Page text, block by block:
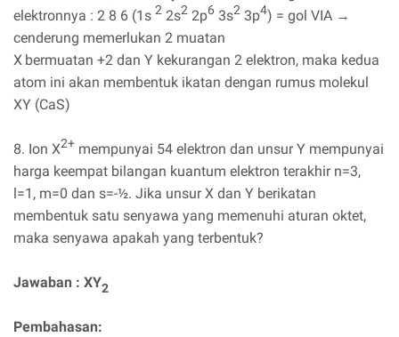
elektronnya : 2 8 6 (1s 2 2s2 2p6 3s2 3p4) = gol VIA →
cenderung memerlukan 2 muatan
X bermuatan +2 dan Y kekurangan 2 elektron, maka kedua
atom ini akan membentuk ikatan dengan rumus molekul
XY (CaS)
8. Ion X2+ mempunyai 54 elektron dan unsur Y mempunyai
harga keempat bilangan kuantum elektron terakhir n=3,
l=1, m=0 dan s=-½. Jika unsur X dan Y berikatan
membentuk satu senyawa yang memenuhi aturan oktet,
maka senyawa apakah yang terbentuk?
Jawaban : XY2
Pembahasan: